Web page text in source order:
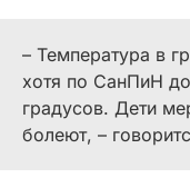
– Температура в
хотя по СанПиН
градусов. Дети
болеют, –